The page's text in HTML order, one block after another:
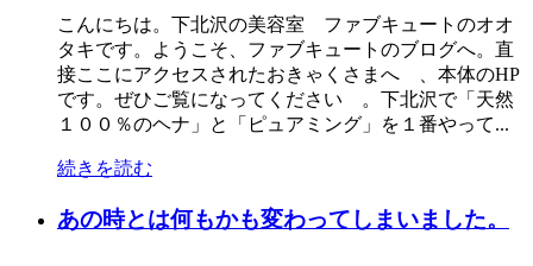
こんにちは。下北沢の美容室 ファブキュートのオオ
タキです。ようこそ、ファブキュートのブログへ。直
接ここにアクセスされたおきゃくさまへ 、本体のHP
です。ぜひご覧になってください 。下北沢で「天然
１００％のヘナ」と「ピュアミング」を１番やって...
続きを読む
あの時とは何もかも変わってしまいました。